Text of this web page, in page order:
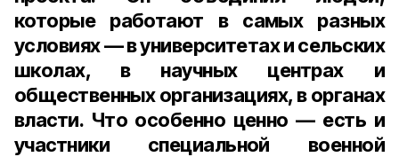
которые работают в самых разных
условиях — в университетах и сельских
школах, в научных центрах и
общественных организациях, в органах
власти. Что особенно ценно — есть и
участники специальной военной